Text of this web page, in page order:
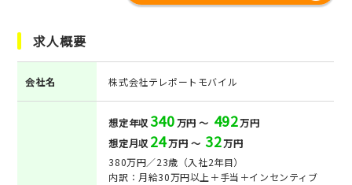
求人概要
会社名 株式会社テレポートモバイル
想定年収340万円 ～ 492万円
想定月収 24万円 ～ 32万円
380万円／23歳（入社2年目）
内訳：月給30万円以上＋手当＋インセンティブ